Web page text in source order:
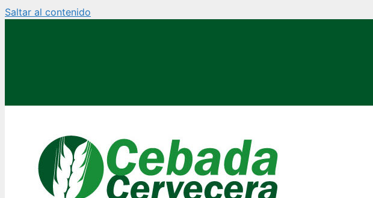
Saltar al contenido